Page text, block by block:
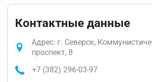
Контактные данные
Адрес: г. Северск,
проспект, 8
+7 (382) 296-03-97